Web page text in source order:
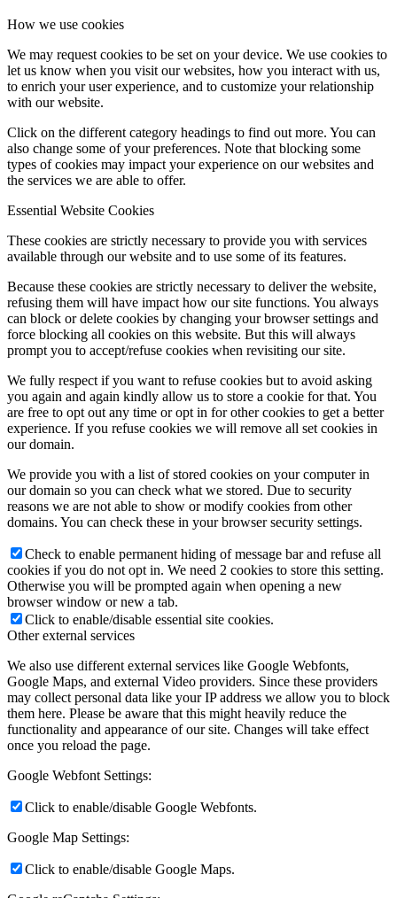
How we use cookies
We may request cookies to be set on your device. We use cookies to
let us know when you visit our websites, how you interact with us,
to enrich your user experience, and to customize your relationship
with our website.
Click on the different category headings to find out more. You can
also change some of your preferences. Note that blocking some
types of cookies may impact your experience on our websites and
the services we are able to offer.
Essential Website Cookies
These cookies are strictly necessary to provide you with services
available through our website and to use some of its features.
Because these cookies are strictly necessary to deliver the website,
refusing them will have impact how our site functions. You always
can block or delete cookies by changing your browser settings and
force blocking all cookies on this website. But this will always
prompt you to accept/refuse cookies when revisiting our site.
We fully respect if you want to refuse cookies but to avoid asking
you again and again kindly allow us to store a cookie for that. You
are free to opt out any time or opt in for other cookies to get a better
experience. If you refuse cookies we will remove all set cookies in
our domain.
We provide you with a list of stored cookies on your computer in
our domain so you can check what we stored. Due to security
reasons we are not able to show or modify cookies from other
domains. You can check these in your browser security settings.
Check to enable permanent hiding of message bar and refuse all
cookies if you do not opt in. We need 2 cookies to store this setting.
Otherwise you will be prompted again when opening a new
browser window or new a tab.
Click to enable/disable essential site cookies.
Other external services
We also use different external services like Google Webfonts,
Google Maps, and external Video providers. Since these providers
may collect personal data like your IP address we allow you to block
them here. Please be aware that this might heavily reduce the
functionality and appearance of our site. Changes will take effect
once you reload the page.
Google Webfont Settings:
Click to enable/disable Google Webfonts.
Google Map Settings:
Click to enable/disable Google Maps.